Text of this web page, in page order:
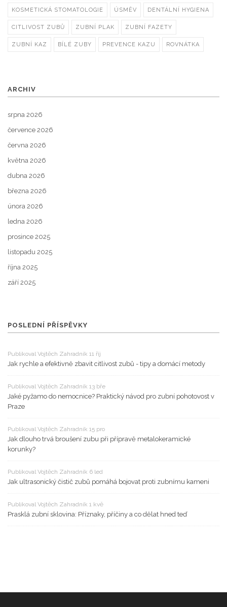
KOSMETICKÁ STOMATOLOGIE ÚSMĚV DENTÁLNÍ HYGIENA
CITLIVOST ZUBŮ ZUBNÍ PLAK ZUBNÍ FAZETY
ZUBNÍ KAZ BÍLÉ ZUBY PREVENCE KAZU ROVNÁTKA
ARCHIV
srpna 2026
července 2026
června 2026
května 2026
dubna 2026
března 2026
února 2026
ledna 2026
prosince 2025
listopadu 2025
října 2025
září 2025
POSLEDNÍ PŘÍSPĚVKY
Publikoval Vojtěch Zahradník 11 říj
Jak rychle a efektivně zbavit citlivost zubů - tipy a domácí metody
Publikoval Vojtěch Zahradník 13 bře
Jaké pyžamo do nemocnice? Praktický návod pro zubní pohotovost v
Praze
Publikoval Vojtěch Zahradník 15 pro
Jak dlouho trvá broušení zubu při přípravě metalokeramické
korunky?
Publikoval Vojtěch Zahradník 6 led
Jak ultrasonický čistič zubů pomáhá bojovat proti zubnímu kameni
Publikoval Vojtěch Zahradník 1 kvě
Prasklá zubní sklovina: Příznaky, příčiny a co dělat hned teď